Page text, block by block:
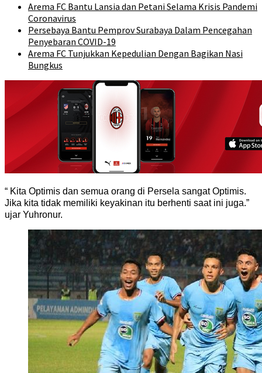
Arema FC Bantu Lansia dan Petani Selama Krisis Pandemi
Coronavirus
Persebaya Bantu Pemprov Surabaya Dalam Pencegahan
Penyebaran COVID-19
Arema FC Tunjukkan Kepedulian Dengan Bagikan Nasi
Bungkus
“ Kita Optimis dan semua orang di Persela sangat Optimis.
Jika kita tidak memiliki keyakinan itu berhenti saat ini juga.”
ujar Yuhronur.